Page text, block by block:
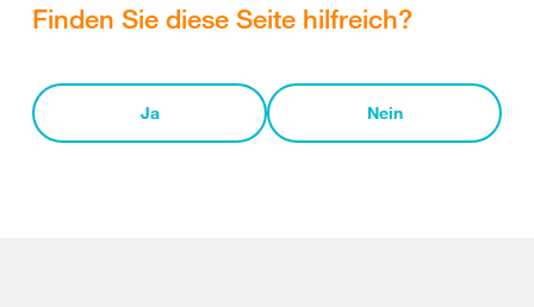
Finden Sie diese Seite hilfreich?
Ja Nein